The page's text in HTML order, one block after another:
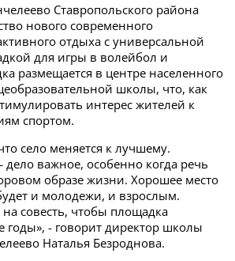
Ставропольского района
нового современного
отдыха с универсальной
для игры в волейбол и
размещается в центре населенного
школы, что, как
интерес жителей к
спортом.
село меняется к лучшему.
дело важное, особенно когда речь
образе жизни. Хорошее место
и молодежи, и взрослым.
совесть, чтобы площадка
годы», - говорит директор школы
Наталья Безроднова.